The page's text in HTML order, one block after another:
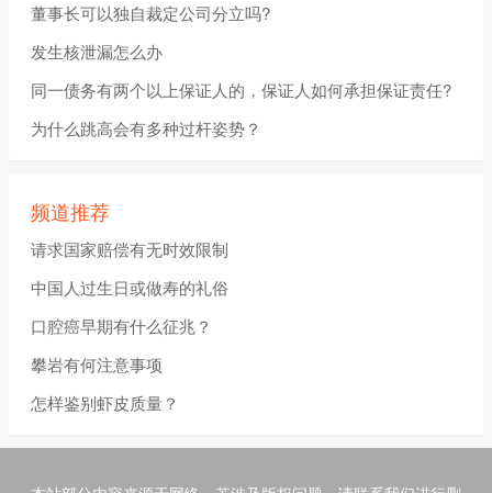
董事长可以独自裁定公司分立吗?
发生核泄漏怎么办
同一债务有两个以上保证人的，保证人如何承担保证责任?
为什么跳高会有多种过杆姿势？
频道推荐
请求国家赔偿有无时效限制
中国人过生日或做寿的礼俗
口腔癌早期有什么征兆？
攀岩有何注意事项
怎样鉴别虾皮质量？